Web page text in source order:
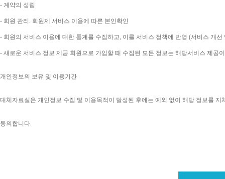
- 계약의 성립
- 회원 관리 . 회원제 서비스 이용에 따른 본인확인
- 회원의 서비스 이용에 대한 통계를 수집하고, 이를 서비스 정책에 반영 (서비스 개선
- 새로운 서비스 정보 제공 회원으로 가입할 때 수집된 모든 정보는 해당서비스 제
개인정보의 보유 및 이용기간
대체자료실은 개인정보 수집 및 이용목적이 달성된 후에는 예외 없이 해당 정보를 지
동의합니다.